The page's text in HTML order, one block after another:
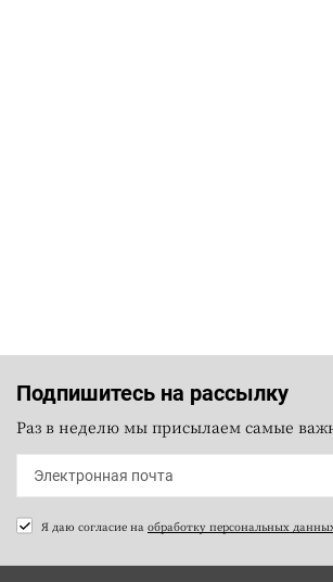
Подпишитесь на рассылку
Раз в неделю мы присылаем самые
Я даю согласие на обработку персональных